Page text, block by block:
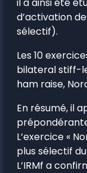
d’activation
sélectif).
Les 10
bilateral stiff-
ham raise,
En résumé, il
L’exercice «
plus sélectif
L’IRMf a